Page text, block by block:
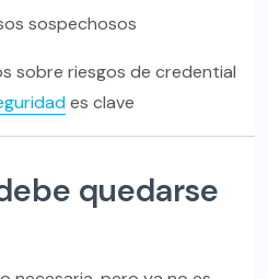
sospechosos
sobre riesgos de credential
es clave
quedarse